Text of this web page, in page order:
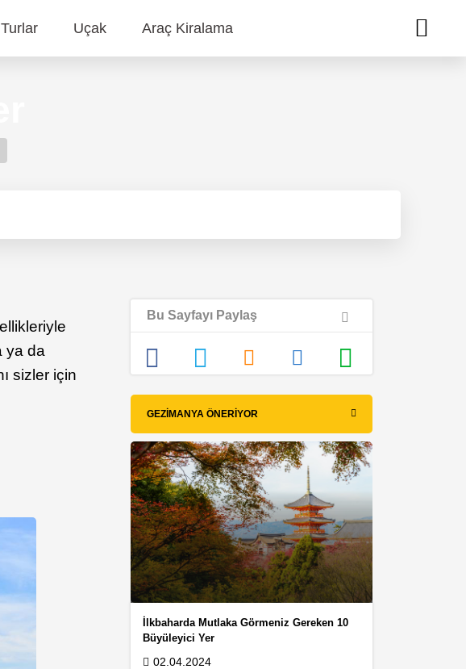
Turlar Uçak Araç Kiralama
ya da
sizler için
Bu Sayfayı Paylaş
GEZIMANYA ÖNERIYOR
İlkbaharda Mutlaka Görmeniz Gereken 10
Büyüleyici Yer
02.04.2024